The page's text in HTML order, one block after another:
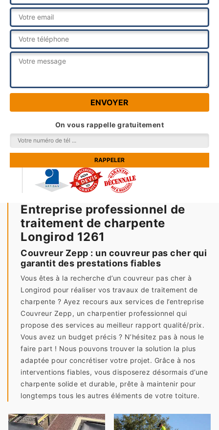
On vous rappelle gratuitement
Entreprise professionnel de
traitement de charpente
Longirod 1261
Couvreur Zepp : un couvreur pas cher qui
garantit des prestations fiables
Vous êtes à la recherche d’un couvreur pas cher à
Longirod pour réaliser vos travaux de traitement de
charpente ? Ayez recours aux services de l’entreprise
Couvreur Zepp, un charpentier professionnel qui
propose des services au meilleur rapport qualité/prix.
Vous avez un budget précis ? N’hésitez pas à nous le
faire part ! Nous pouvons trouver la solution la plus
adaptée pour concrétiser votre projet. Grâce à nos
interventions fiables, vous disposerez désormais d’une
charpente solide et durable, prête à maintenir pour
longtemps tous les autres éléments de votre toiture.